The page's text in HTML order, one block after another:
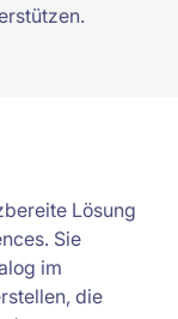
Lösung
Sie
im
die